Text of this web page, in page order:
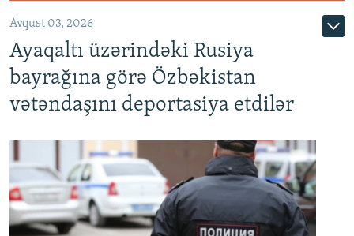
Avqust 03, 2026
Ayaqaltı üzərindəki Rusiya
bayrağına görə Özbəkistan
vətəndaşını deportasiya etdilər